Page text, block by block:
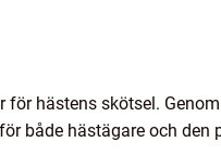
för hästens skötsel.
både hästägare och den